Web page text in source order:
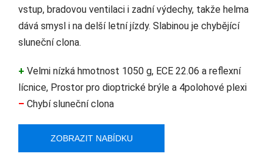
vstup, bradovou ventilaci i zadní výdechy, takže helma
dává smysl i na delší letní jízdy. Slabinou je chybějící
sluneční clona.
+ Velmi nízká hmotnost 1050 g, ECE 22.06 a reflexní
lícnice, Prostor pro dioptrické brýle a 4polohové plexi
– Chybí sluneční clona
ZOBRAZIT NABÍDKU